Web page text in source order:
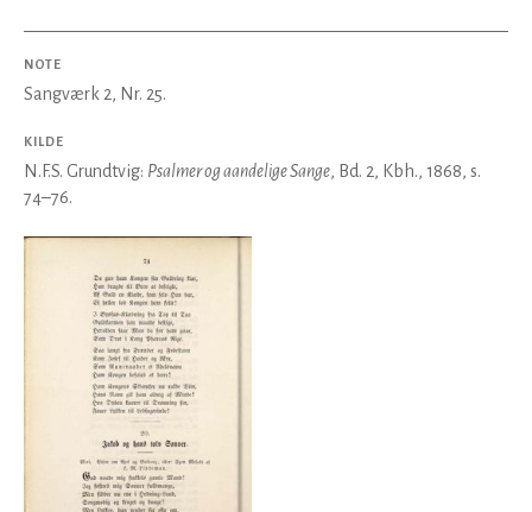
NOTE
Sangværk 2, Nr. 25.
KILDE
N.F.S. Grundtvig: Psalmer og aandelige Sange, Bd. 2, Kbh., 1868, s.
74–76.